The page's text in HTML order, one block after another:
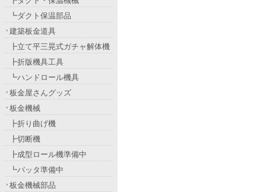
┗ダクト保温部品
建築板金道具
┣立て平三晃式ガチャ解体機
┣折版機具工具
┗ハンドロール機具
板金屋さんグッズ
板金機械
┣折り曲げ機
┣切断機
┣成型ロール機準備中
┗バッタ準備中
板金機械部品